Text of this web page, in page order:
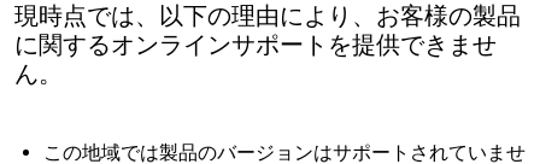
現時点では、以下の理由により、お客様の製品
に関するオンラインサポートを提供できませ
ん。
この地域では製品のバージョンはサポートされていませ